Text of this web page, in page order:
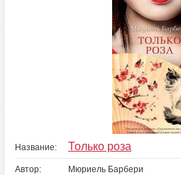
Название: Только роза
Автор: Мюриель Барбери